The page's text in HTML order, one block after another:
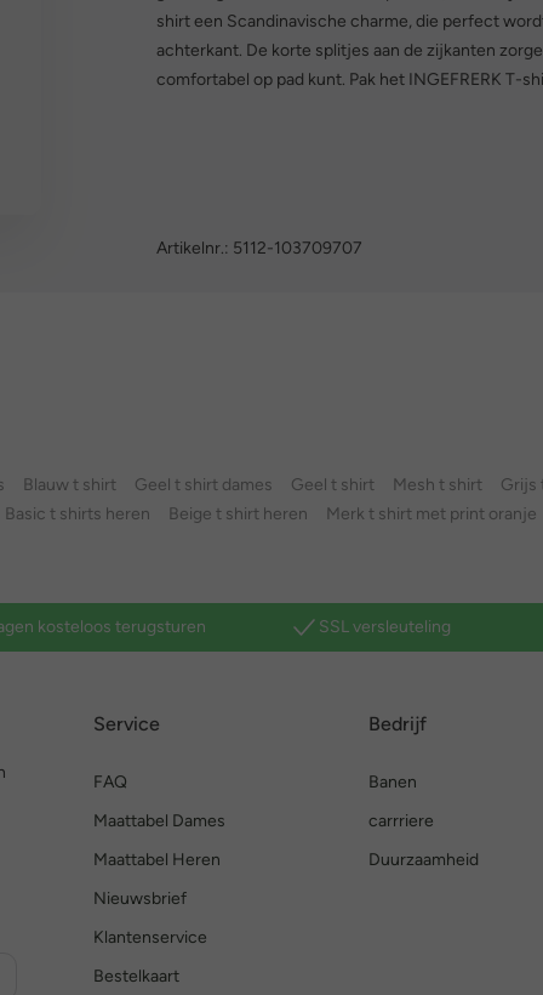
shirt een Scandinavische charme, die perfect
achterkant. De korte splitjes aan de zijkanten
comfortabel op pad kunt. Pak het INGEFRERK T-
Artikelnr.: 5112-103709707
Blauw t shirt Geel t shirt dames Geel t shirt Mesh t shirt Grijs
Basic t shirts heren
Beige t shirt heren Merk t shirt met print oranje
kosteloos terugsturen SSL versleuteling
Service
FAQ
Maattabel Dames
Maattabel Heren
Nieuwsbrief
Klantenservice
Bestelkaart
Bedrijf
Banen
carrriere
Duurzaamheid